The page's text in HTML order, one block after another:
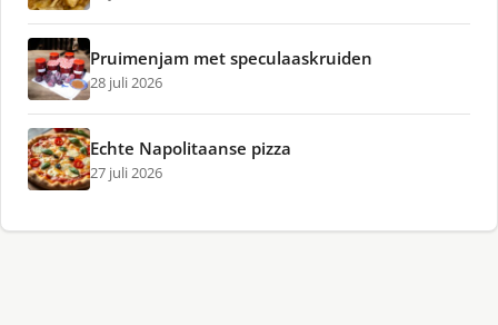
Pruimenjam met speculaaskruiden
28 juli 2026
Echte Napolitaanse pizza
27 juli 2026